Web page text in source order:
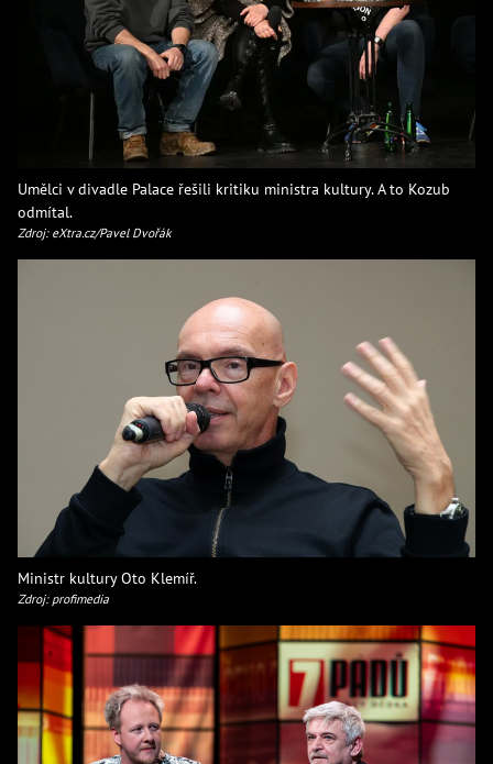
Umělci v divadle Palace řešili kritiku ministra kultury. A to Kozub
odmítal.
Zdroj: eXtra.cz/Pavel Dvořák
Ministr kultury Oto Klemíř.
Zdroj: profimedia